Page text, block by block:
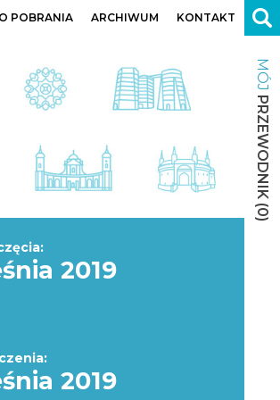
POBRANIA ARCHIWUM KONTAKT
MÓJ
PRZEWODNIK
(
0
)
2019
2019